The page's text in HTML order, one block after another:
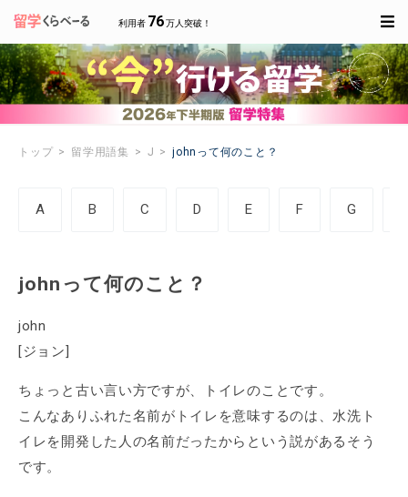
利用者 76万人突破！
トップ 留学用語集 J johnって何のこと？
A B C D E F G
johnって何のこと？
john
[ジョン]
ちょっと古い言い方ですが、トイレのことです。
こんなありふれた名前がトイレを意味するのは、水洗ト
イレを開発した人の名前だったからという説があるそう
です。